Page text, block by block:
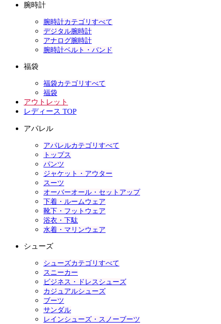
腕時計
腕時計カテゴリすべて
デジタル腕時計
アナログ腕時計
腕時計ベルト・バンド
福袋
福袋カテゴリすべて
福袋
アウトレット
レディース TOP
アパレル
アパレルカテゴリすべて
トップス
パンツ
ジャケット・アウター
スーツ
オーバーオール・セットアップ
下着・ルームウェア
靴下・フットウェア
浴衣・下駄
水着・マリンウェア
シューズ
シューズカテゴリすべて
スニーカー
ビジネス・ドレスシューズ
カジュアルシューズ
ブーツ
サンダル
レインシューズ・スノーブーツ